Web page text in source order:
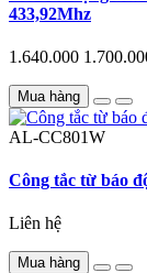
433,92Mhz
1.640.000
Mua hàng
AL-CC801W
Công tắc từ báo
Liên hệ
Mua hàng